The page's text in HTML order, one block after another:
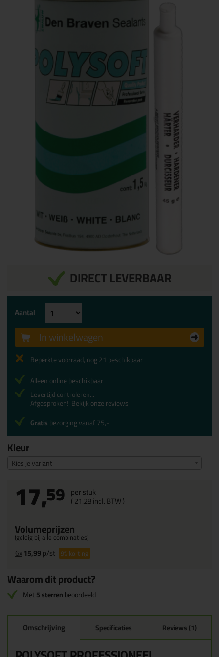
DIRECT LEVERBAAR
Kleur
Kies je variant
17,59 per stuk
(21,28incl. BTW )
Volumeprijzen
(geldig bij alle combinaties)
6x15,99p/st 9%korting
Aantal
In winkelwagen
Beperkte voorraad, nog 21 beschikbaar
Alleen online beschikbaar
Levertijd controleren...
Afgesproken! Bekijk onze reviews
Gratisbezorging vanaf 75,-
Waarom dit product?
Met5 sterrenbeoordeeld
Omschrijving Specificaties Reviews (1)